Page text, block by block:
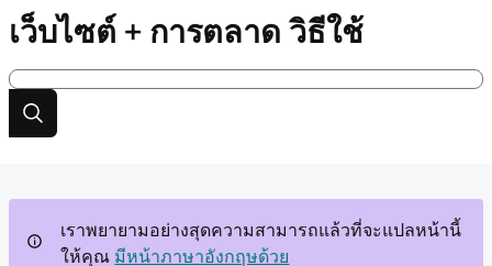
เว็บไซต์ + การตลาด วิธีใช้
เราพยายามอย่างสุดความสามารถแล้วที่จะแปลหน้านี้
ให้คุณ มีหน้าภาษาอังกฤษด้วย